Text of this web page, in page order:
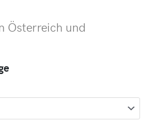
Österreich und